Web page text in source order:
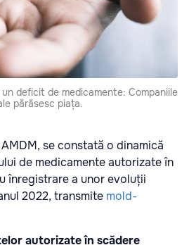
deficit de medicamente: Companiile
părăsesc piața.
se constată o dinamică
de medicamente autorizate în
înregistrare a unor evoluții
2022, transmite mold-
autorizate în scădere